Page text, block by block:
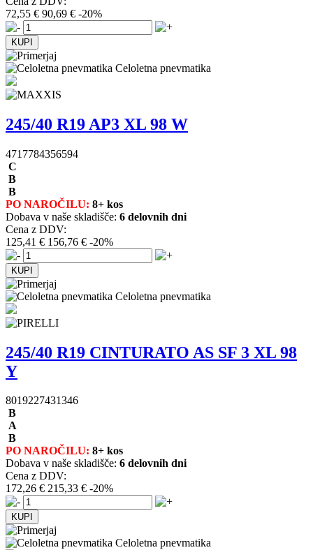
72,55 € 90,69 € -20%
Celoletna pnevmatika
245/40 R19 AP3 XL 98 W
4717784356594
C
B
B
PO NAROČILU: 8+ kos
Dobava v naše skladišče: 6 delovnih dni
Cena z DDV:
125,41 € 156,76 € -20%
Celoletna pnevmatika
245/40 R19 CINTURATO AS SF 3 XL 98
Y
8019227431346
B
A
B
PO NAROČILU: 8+ kos
Dobava v naše skladišče: 6 delovnih dni
Cena z DDV:
172,26 € 215,33 € -20%
Celoletna pnevmatika